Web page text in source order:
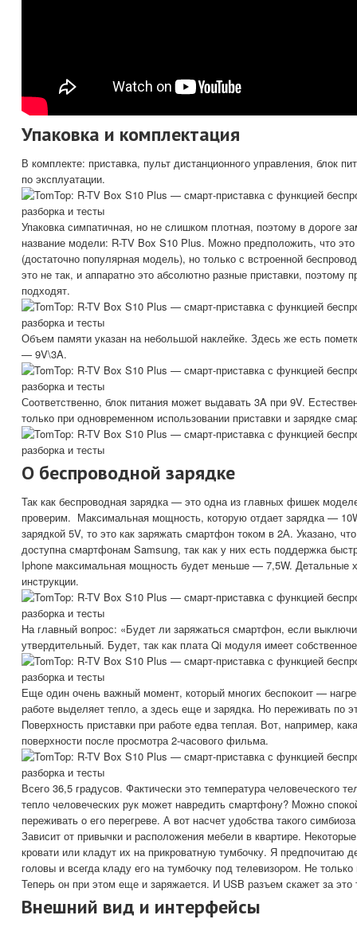
Упаковка и комплектация
В комплекте: приставка, пульт дистанционного управления, блок
по эксплуатации.
Упаковка симпатичная, но не слишком плотная, поэтому в дороге
название модели: R-TV Box S10 Plus. Можно предположить, что
(достаточно популярная модель), но только с встроенной
это не так, и аппаратно это абсолютно разные приставки, поэтому
подходят.
Объем памяти указан на небольшой наклейке. Здесь же есть
— 9V\3A.
Соответственно, блок питания может выдавать 3A при 9V.
только при одновременном использовании приставки и зарядке
О беспроводной зарядке
Так как беспроводная зарядка — это одна из главных фишек
проверим. Максимальная мощность, которую отдает зарядка —
зарядкой 5V, то это как заряжать смартфон током в 2А. Указано,
доступна смартфонам Samsung, так как у них есть поддержка
Iphone максимальная мощность будет меньше — 7,5W. Детальные
инструкции.
На главный вопрос: «Будет ли заряжаться смартфон, если
утвердительный. Будет, так как плата Qi модуля имеет
Еще один очень важный момент, который многих беспокоит —
работе выделяет тепло, а здесь еще и зарядка. Но переживать по
Поверхность приставки при работе едва теплая. Вот, например,
поверхности после просмотра 2-часового фильма.
Всего 36,5 градусов. Фактически это температура человеческого
тепло человеческих рук может навредить смартфону? Можно
переживать о его перегреве. А вот насчет удобства такого
Зависит от привычки и расположения мебели в квартире.
кровати или кладут их на прикроватную тумбочку. Я предпочитаю
головы и всегда кладу его на тумбочку под телевизором. Не
Теперь он при этом еще и заряжается. И USB разъем скажет за это
Внешний вид и интерфейсы